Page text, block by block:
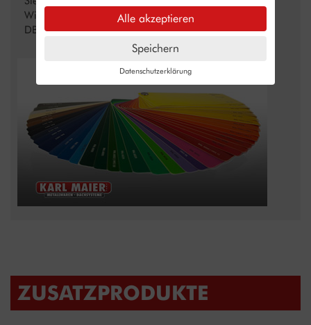
Wir ermöglichen Ihnen die Auswahl aus allen RAL- und
DB- Farbtönen und auf Anfrage NCS Tönen.
ZUSATZPRODUKTE
Alle akzeptieren
Speichern
Datenschutzerklärung